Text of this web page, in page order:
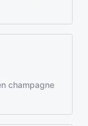
champagne